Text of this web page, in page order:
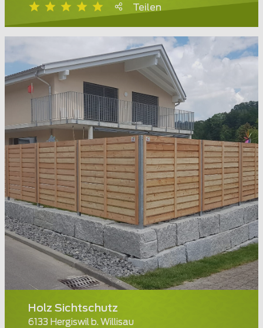
Teilen
Holz Sichtschutz
6133 Hergiswil b. Willisau